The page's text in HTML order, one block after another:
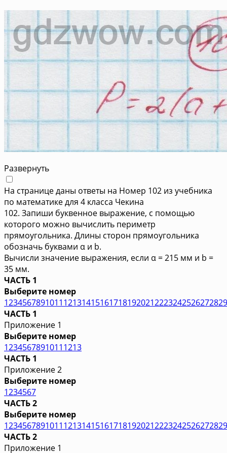
Развернуть
На странице даны ответы на Номер 102 из учебника
по математике для 4 класса Чекина
102. Запиши буквенное выражение, с помощью
которого можно вычислить периметр
прямоугольника. Длины сторон прямоугольника
обозначь буквами α и b.
Вычисли значение выражения, если α = 215 мм и b =
35 мм.
ЧАСТЬ 1
Выберите номер
1234567891011121314151617181920212223242526272829
ЧАСТЬ 1
Приложение 1
Выберите номер
12345678910111213
ЧАСТЬ 1
Приложение 2
Выберите номер
1234567
ЧАСТЬ 2
Выберите номер
1234567891011121314151617181920212223242526272829
ЧАСТЬ 2
Приложение 1